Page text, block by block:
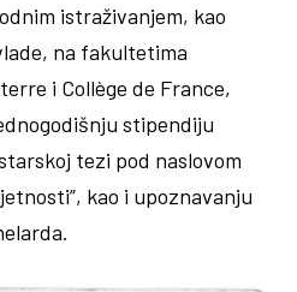
istraživanjem, kao
na fakultetima
i Collège de France,
stipendiju
tezi pod naslovom
kao i upoznavanju